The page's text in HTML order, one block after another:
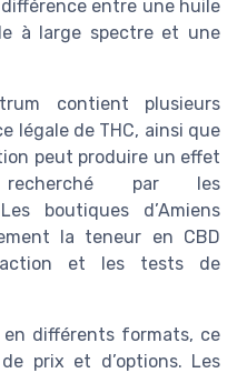
entre une huile
à large spectre et une
contient plusieurs
légale de THC, ainsi que
peut produire un effet
recherché par les
boutiques d’Amiens
la teneur en CBD
et les tests de
en différents formats, ce
prix et d’options. Les